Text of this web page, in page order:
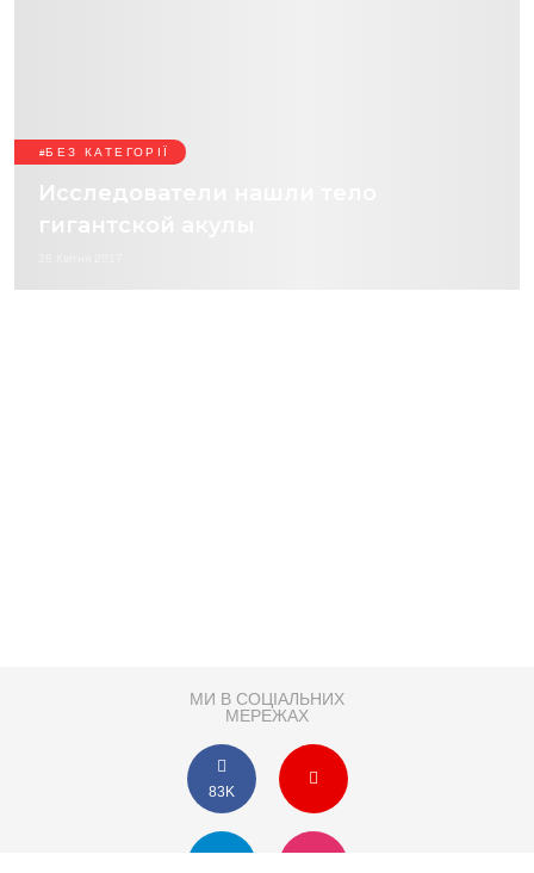
БЕЗ КАТЕГОРІЇ
Исследователи нашли тело
гигантской акулы
МИ В СОЦІАЛЬНИХ
МЕРЕЖАХ
83K